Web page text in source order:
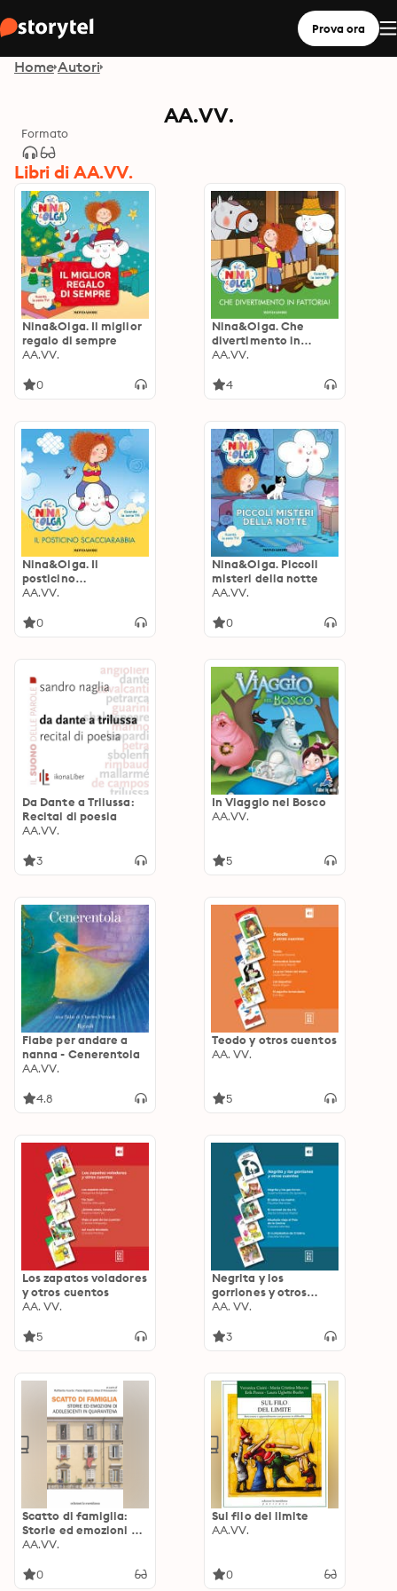
Prova ora
Home Autori
AA.VV.
Formato
Libri di AA.VV.
Nina&Olga. Il miglior
regalo di sempre
AA.VV.
0
Nina&Olga. Che
divertimento in
fattoria!
AA.VV.
4
Nina&Olga. Il
posticino
scacciarabbia
AA.VV.
0
Nina&Olga. Piccoli
misteri della notte
AA.VV.
0
Da Dante a Trilussa:
Recital di poesia
AA.VV.
3
In Viaggio nel Bosco
AA.VV.
5
Fiabe per andare a
nanna - Cenerentola
AA.VV.
4.8
Teodo y otros cuentos
AA. VV.
5
Los zapatos voladores
y otros cuentos
AA. VV.
5
Negrita y los
gorriones y otros
cuentos
AA. VV.
3
Scatto di famiglia:
Storie ed emozioni di
adolescenti in
AA.VV.
0
Sul filo del limite
AA.VV.
0